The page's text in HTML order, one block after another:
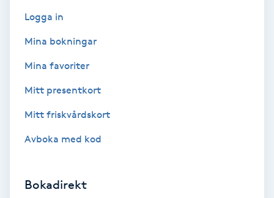
Restorative Yoga
Rosacea
Logga in
Mina bokningar
Mina favoriter
Mitt presentkort
Mitt friskvårdskort
Avboka med kod
Bokadirekt